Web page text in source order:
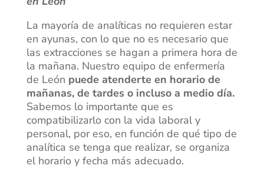
La mayoría de analíticas no requieren estar
en ayunas, con lo que no es necesario que
las extracciones se hagan a primera hora de
la mañana. Nuestro equipo de enfermería
de León puede atenderte en horario de
mañanas, de tardes o incluso a medio día.
Sabemos lo importante que es
compatibilizarlo con la vida laboral y
personal, por eso, en función de qué tipo de
analítica se tenga que realizar, se organiza
el horario y fecha más adecuado.